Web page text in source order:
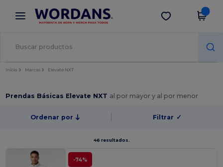
× App de Wordans
¡Mejores precios en app!
Descargar app
Inicio Marcas Elevate NXT
Prendas Básicas Elevate NXT al por mayor y al por menor
Ordenar por Filtrar ✓
46 resultados.
-74%